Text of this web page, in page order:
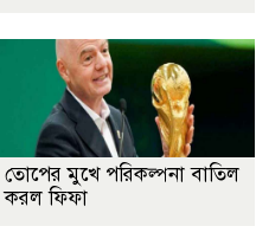
তোপের মুখে পরিকল্পনা বাতিল
করল ফিফা